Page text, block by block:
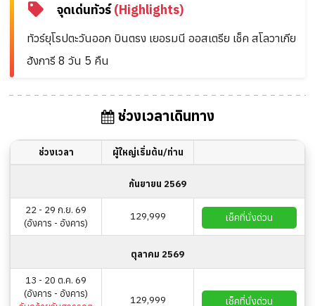
จุดเด่นทัวร์(Highlights)
ทัวร์ยุโรปตะวันออก บินตรง เยอรมนี ออสเตรีย เช็ค สโลวาเกีย
ฮังการี 8 วัน 5 คืน
ช่วงเวลาเดินทาง
ช่วงเวลา ผู้ใหญ่เริ่มต้น/ท่าน
กันยายน 2569
22 - 29 ก.ย. 69
(อังคาร - อังคาร)
129,999 เช็คที่นั่งด่วน
ตุลาคม 2569
13 - 20 ต.ค. 69
(อังคาร - อังคาร)
129,999 เช็คที่นั่งด่วน